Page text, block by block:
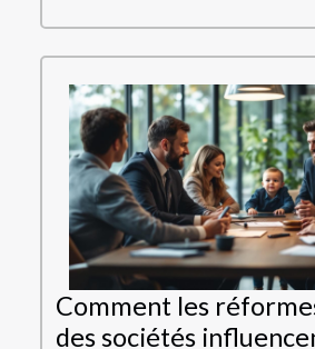
Comment les
des sociétés